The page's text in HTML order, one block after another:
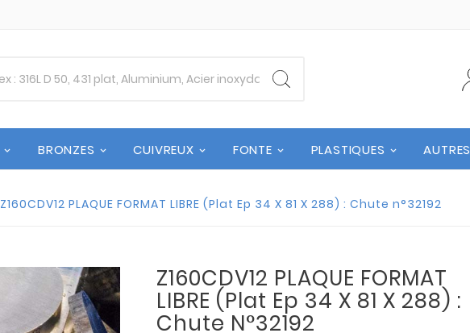
BRONZES CUIVREUX FONTE PLASTIQUES AUTRES
Z160CDV12 PLAQUE FORMAT LIBRE (Plat Ep 34 X 81 X 288) : Chute n°32192
Z160CDV12 PLAQUE FORMAT
LIBRE (Plat Ep 34 X 81 X 288) :
Chute N°32192